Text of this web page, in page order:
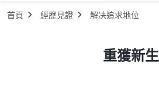
首頁 經歷見證 解决追求地位
重獲新生